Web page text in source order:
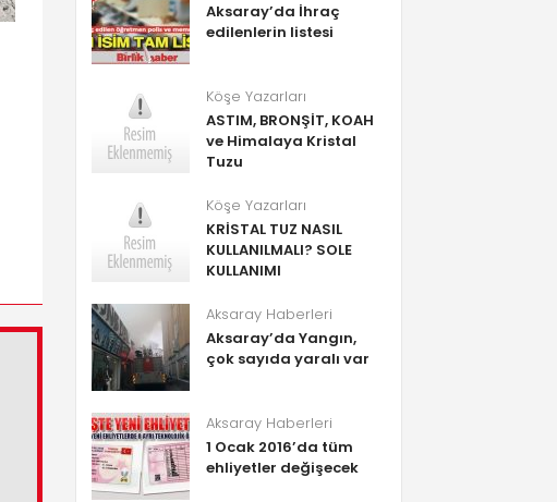
Aksaray’da İhraç
edilenlerin listesi
Köşe Yazarları
ASTIM, BRONŞİT, KOAH
ve Himalaya Kristal
Tuzu
Köşe Yazarları
KRİSTAL TUZ NASIL
KULLANILMALI? SOLE
KULLANIMI
Aksaray Haberleri
Aksaray’da Yangın,
çok sayıda yaralı var
Aksaray Haberleri
1 Ocak 2016’da tüm
ehliyetler değişecek